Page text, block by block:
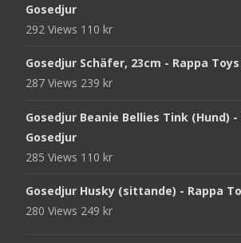
Gosedjur
292 Views 110 kr
Gosedjur Schäfer, 23cm - Rappa Toys
287 Views 239 kr
Gosedjur Beanie Bellies Tink (Hund) -
Gosedjur
285 Views 110 kr
Gosedjur Husky (sittande) - Rappa
280 Views 249 kr